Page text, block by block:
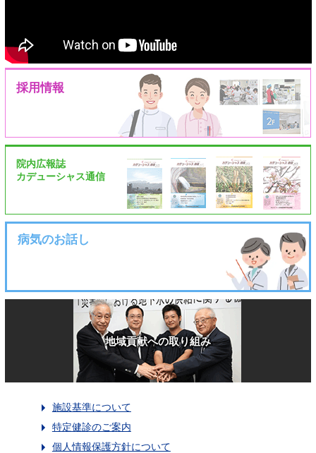
採用情報
院内広報誌
カデューシャス通信
病気のお話し
地域貢献への取り組み
施設基準について
特定健診のご案内
個人情報保護方針について